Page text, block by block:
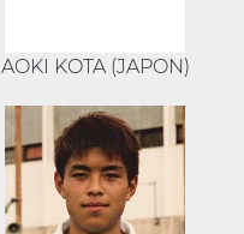
AOKI KOTA (JAPON)